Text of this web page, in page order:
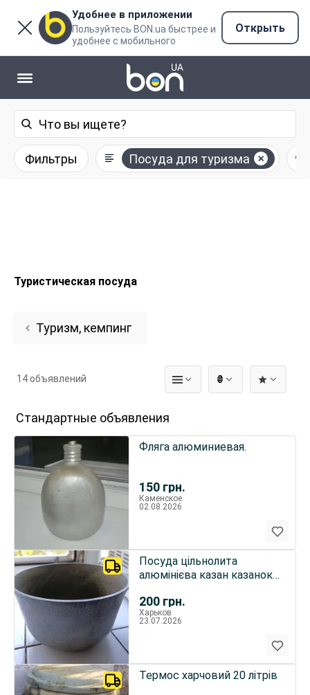
Удобнее в приложении
Пользуйтесь BON.ua быстрее и
удобнее с мобильного
Открыть
Фильтры Посуда для туризма
Туристическая посуда
Туризм, кемпинг
₴
14 объявлений
Стандартные объявления
150 грн.
Фляга алюминиевая.
Каменское
02.08.2026
200 грн.
Посуда цільнолита
алюмінієва казан казанок
невелика, раритет з
минулого
Харьков
23.07.2026
Термос харчовий 20 літрів